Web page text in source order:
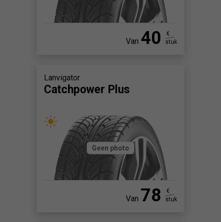
Van 40
€
stuk
Lanvigator
Catchpower Plus
Geen photo
Van 78
€
stuk